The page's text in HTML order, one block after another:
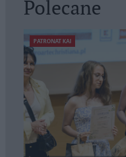
Polecane
PATRONAT KAI